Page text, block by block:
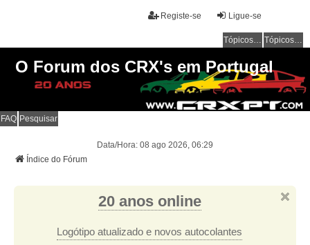
Ligue-se
Registe-se
Tópicos sem resposta Tópicos ativos
O Forum dos CRX's em Portugal
FAQ Pesquisar
Data/Hora: 08 ago 2026, 06:29
Índice do Fórum
20 anos online
Logótipo atualizado e novos autocolantes